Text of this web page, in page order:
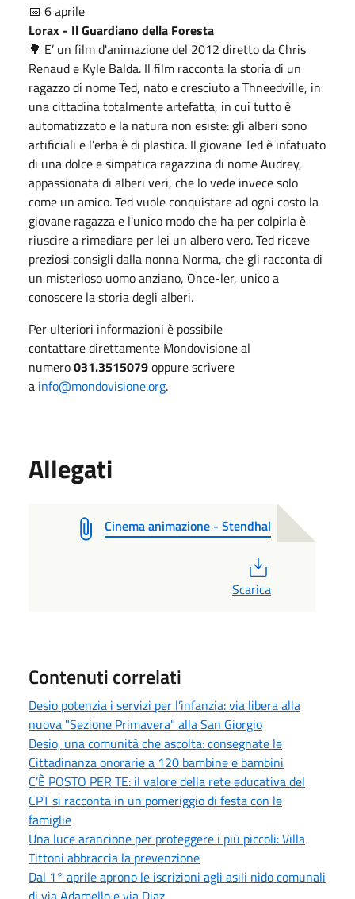
📅 6 aprile
Lorax - Il Guardiano della Foresta
🌳 E’ un film d'animazione del 2012 diretto da Chris
Renaud e Kyle Balda. Il film racconta la storia di un
ragazzo di nome Ted, nato e cresciuto a Thneedville, in
una cittadina totalmente artefatta, in cui tutto è
automatizzato e la natura non esiste: gli alberi sono
artificiali e l’erba è di plastica. Il giovane Ted è infatuato
di una dolce e simpatica ragazzina di nome Audrey,
appassionata di alberi veri, che lo vede invece solo
come un amico. Ted vuole conquistare ad ogni costo la
giovane ragazza e l'unico modo che ha per colpirla è
riuscire a rimediare per lei un albero vero. Ted riceve
preziosi consigli dalla nonna Norma, che gli racconta di
un misterioso uomo anziano, Once-ler, unico a
conoscere la storia degli alberi.
Per ulteriori informazioni è possibile
contattare direttamente Mondovisione al
numero031.3515079oppure scrivere
a info@mondovisione.org.
Allegati
Cinema animazione - Stendhal
Scarica
Contenuti correlati
Desio potenzia i servizi per l’infanzia: via libera alla
nuova "Sezione Primavera" alla San Giorgio
Desio, una comunità che ascolta: consegnate le
Cittadinanza onorarie a 120 bambine e bambini
C’È POSTO PER TE: il valore della rete educativa del
CPT si racconta in un pomeriggio di festa con le
famiglie
Una luce arancione per proteggere i più piccoli: Villa
Tittoni abbraccia la prevenzione
Dal 1° aprile aprono le iscrizioni agli asili nido comunali